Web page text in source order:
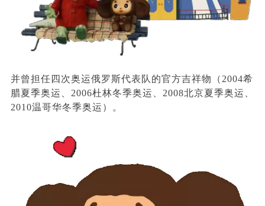
并曾担任四次奥运俄罗斯代表队的官方吉祥物（2004希
腊夏季奥运、2006杜林冬季奥运、2008北京夏季奥运、
2010温哥华冬季奥运）。